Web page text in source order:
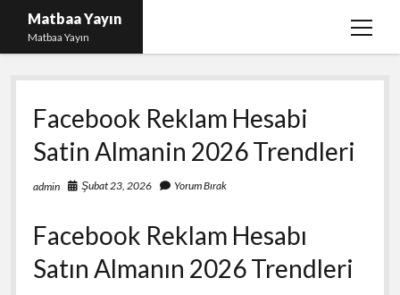
Matbaa Yayın
Matbaa Yayın
menüyü
Igtv Izlenme Gönderme Hilesi Bedava
Instagram Bot Takipçileri Silme
Liste
Sayfa Listesi
Facebook Reklam Hesabi
Satin Almanin 2026 Trendleri
admin Şubat 23, 2026 Yorum Bırak
Facebook Reklam Hesabı
Satın Almanın 2026 Trendleri